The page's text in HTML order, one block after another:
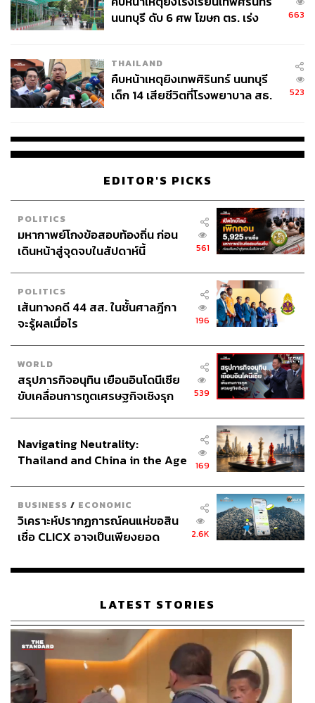
3. ปรับเรื่องการรับประทานอาหาร
แนะนำหลีกเลี่ยงอาหารมื้อใหญ่ก่อนนอน อาหารที่มีน้ำตาล
แป้ง และโซเดียมสูง และแนะนำให้รับประทานมื้อเย็นให้เสร็จ
ก่อน 19.00 น. หรือประมาณ 2-4 ชั่วโมงก่อนเข้านอน หลีก
คาเฟอีนมีฤทธิ์กระตุ้นการทำงานของสมอง ช่วยให้ระบบ
ประสาทตื่นตัว ควรดื่มก่อน 14.00 น. เพราะตับต้องใช้เวลา
ขับคาเฟอีนออกจากร่างกายประมาณ 8 ชั่วโมง หากดื่มหลัง
ปัจจุบันมีการตรวจรหัสพันธุกรรม (CYP1A2) พบว่าตับของ
มนุษย์มีความสามารถขับคาเฟอีนออกจากร่างกายได้ 2 แบบ
คือเร็วและช้า ถ้าเราเป็นมนุษย์ที่ตับขจัดคาเฟอีนได้เร็ว เราก็
สามารถดื่มกาแฟได้จนถึงช่วงเย็นๆ ถึงค่ำ ถ้าร่างกายเราเป็น
แบบขจัดคาเฟอีนได้ช้า ใน 1 วันไม่ควรดื่มเครื่องดื่มที่มีคาเฟ
อีนเกินวันละ 150 มิลลิกรัม หรือเทียบเท่ากาแฟดำ 1 แก้ว
และไม่ควรดื่มหลัง 10.00 น. ไปแล้ว ดังนั้นเราสามารถรู้จัก
ร่างกายตัวเองได้โดยการตรวจพันธุกรรม (Genetic Test)
นนทบุรี ดับ 6 ศพ โฆษก ตร. เร่ง
663
THAILAND
คืบหน้าเหตุยิงเทพศิรินทร์ นนทบุรี
เด็ก 14 เสียชีวิตที่โรงพยาบาล สธ.
523
EDITOR'S PICKS
POLITICS
มหากาพย์โกงข้อสอบท้องถิ่น ก่อน
เดินหน้าสู่จุดจบในสัปดาห์นี้
561
POLITICS
เส้นทางคดี 44 สส. ในชั้นศาลฎีกา
จะรู้ผลเมื่อไร
196
WORLD
สรุปภารกิจอนุทิน เยือนอินโดนีเซีย
ขับเคลื่อนการทูตเศรษฐกิจเชิงรุก
539
Navigating Neutrality:
Thailand and China in the Age
169
BUSINESS / ECONOMIC
วิเคราะห์ปรากฏการณ์คนแห่ขอสิน
เชื่อ CLICX อาจเป็นเพียงยอด
เรือนไทยที่ถูกซุกไว้
2.6K
LATEST STORIES